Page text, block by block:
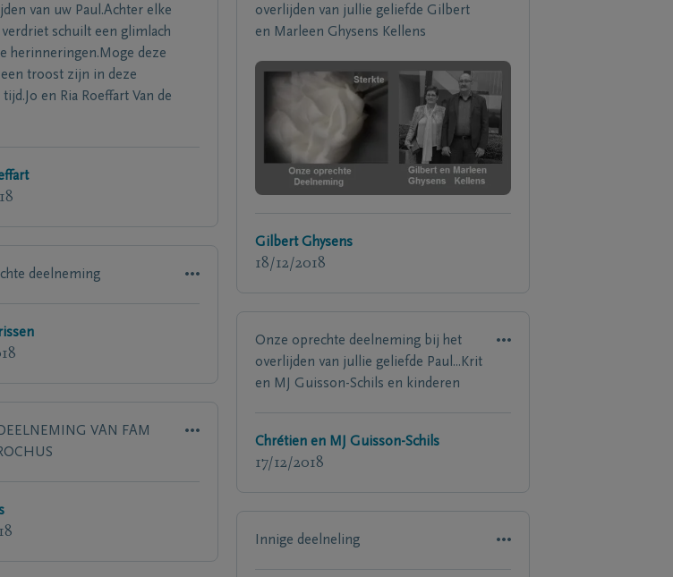
van uw Paul.Achter elke
verdriet schuilt een glimlach
herinneringen.Moge deze
troost zijn in deze
en Ria Roeffart Van de
deelneming
VAN FAM
overlijden van jullie geliefde Gilbert
en Marleen Ghysens Kellens
Gilbert Ghysens
18/12/2018
Onze oprechte deelneming bij het
overlijden van jullie geliefde Paul...Krit
en MJ Guisson-Schils en kinderen
Chrétien en MJ Guisson-Schils
17/12/2018
Innige deelneling